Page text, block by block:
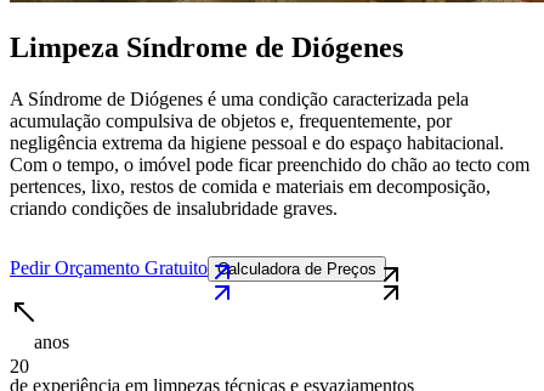
Limpeza Síndrome de Diógenes
A Síndrome de Diógenes é uma condição caracterizada pela
acumulação compulsiva de objetos e, frequentemente, por
negligência extrema da higiene pessoal e do espaço habitacional.
Com o tempo, o imóvel pode ficar preenchido do chão ao tecto com
pertences, lixo, restos de comida e materiais em decomposição,
criando condições de insalubridade graves.
Pedir Orçamento Gratuito Calculadora de Preços
20
anos
de experiência em limpezas técnicas e esvaziamentos